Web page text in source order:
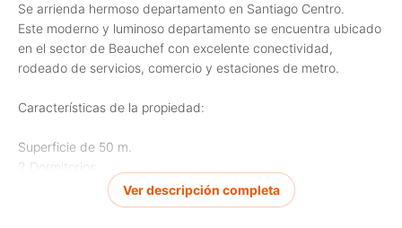
Se arrienda hermoso departamento en Santiago Centro.
Este moderno y luminoso departamento se encuentra ubicado
en el sector de Beauchef con excelente conectividad,
rodeado de servicios, comercio y estaciones de metro.
Características de la propiedad:
Superficie de 50 m.
2 Dormitorios.
0 estacionamiento.
Ver descripción completa